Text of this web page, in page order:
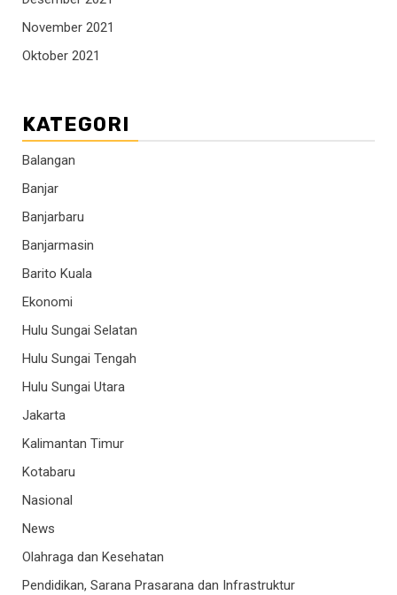
November 2021
Oktober 2021
KATEGORI
Balangan
Banjar
Banjarbaru
Banjarmasin
Barito Kuala
Ekonomi
Hulu Sungai Selatan
Hulu Sungai Tengah
Hulu Sungai Utara
Jakarta
Kalimantan Timur
Kotabaru
Nasional
News
Olahraga dan Kesehatan
Pendidikan, Sarana Prasarana dan Infrastruktur